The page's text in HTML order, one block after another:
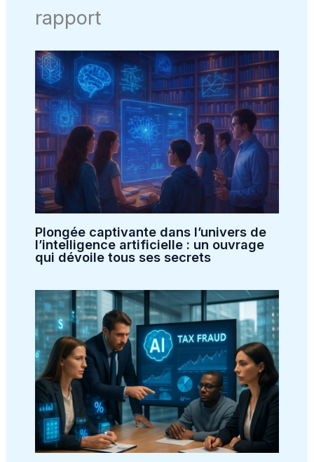
rapport
Plongée captivante dans l’univers de
l’intelligence artificielle : un ouvrage
qui dévoile tous ses secrets